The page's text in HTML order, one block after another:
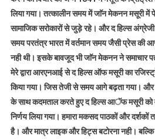
लिया गया। तत्कालीन समय में जाॅन मेकनन मसूरी
सामाजिक सरोकारों से जुड़े रहे। और द हिल्स अंग्रेजी
समय परतंत्र भारत में वर्तमान समय जैसी प्रेस की
नही थी। इसके बावजूद भी जाॅन मेकनन ने समाचार
मेरे द्वारा आरएनआई से द हिल्स ऑफ मसूरी का
किया गया। जिस तेजी से समय आगे बढ़ता गया।
के साथ कदमताल करते हुए द हिल्स आॅफ मसूरी
निर्णय लिया गया। हमारा मकसद पाठकों और
है। और मात्र लाइक और हिट्स बटोरना नही। बल्कि